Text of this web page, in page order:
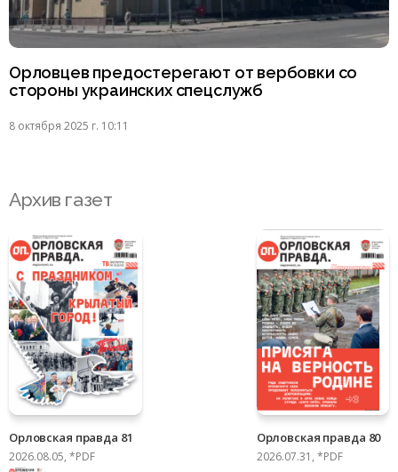
Орловцев предостерегают от вербовки со
стороны украинских спецслужб
8 октября 2025 г. 10:11
Архив газет
Орловская правда 81
2026.08.05, *PDF
Орловская правда 80
2026.07.31, *PDF